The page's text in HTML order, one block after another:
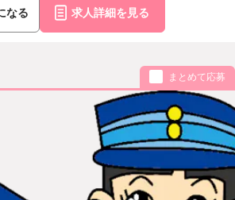
なる 求人詳細を見る
まとめて応募